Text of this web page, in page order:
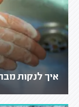
איך לנקות